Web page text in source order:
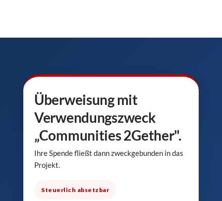
Überweisung mit
Verwendungszweck
„Communities 2Gether".
Ihre Spende fließt dann zweckgebunden in das
Projekt.
Steuerlich absetzbar